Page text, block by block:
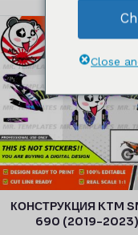
КОНСТРУКЦИЯ KTM
690 (2019-2023)
Close